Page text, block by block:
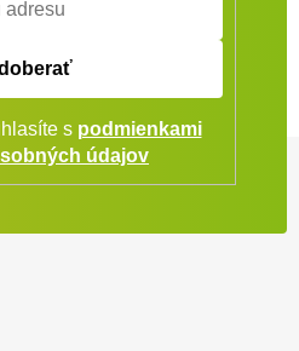
s podmienkami
údajov